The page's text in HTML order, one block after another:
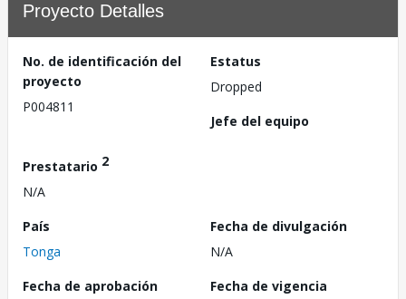
Proyecto Detalles
No. de identificación del
proyecto
P004811
Estatus
Dropped
Jefe del equipo
Prestatario 2
N/A
País
Tonga
Fecha de divulgación
N/A
Fecha de aprobación
Fecha de vigencia